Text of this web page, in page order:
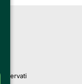
riservati